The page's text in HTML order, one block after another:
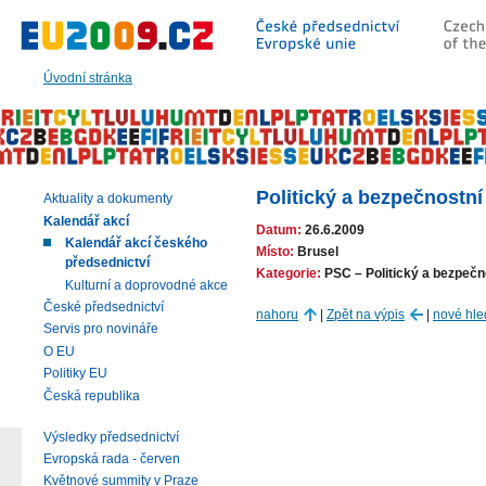
Úvodní stránka
hlavní
|
navigaci
|
vyhledávání
Politický a
Datum: 26.6.2009
Místo: Brusel
Kategorie: PSC – Politický a
nahoru Zpět na výpis nové
Aktuality a dokumenty
Kalendář akcí
Kalendář akcí českého
předsednictví
Kulturní a doprovodné akce
České předsednictví
Servis pro novináře
O EU
Politiky EU
Česká republika
Výsledky předsednictví
Evropská rada - červen
Květnové summity v Praze